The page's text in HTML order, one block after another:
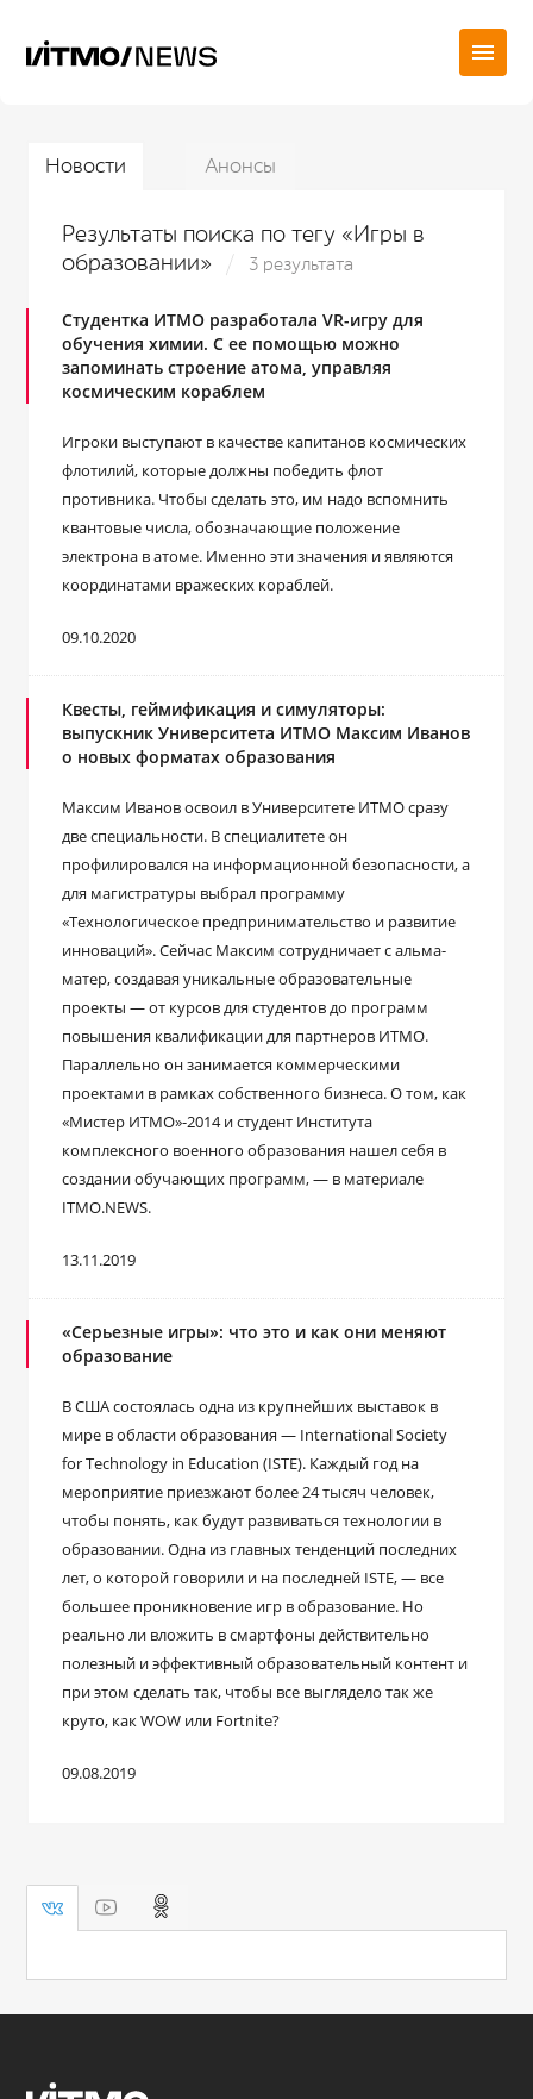
Новости Анонсы
Результаты поиска по тегу «Игры в
образовании»
3 результата
Студентка ИТМО разработала VR-игру для
обучения химии. С ее помощью можно
запоминать строение атома, управляя
космическим кораблем
Игроки выступают в качестве капитанов космических
флотилий, которые должны победить флот
противника. Чтобы сделать это, им надо вспомнить
квантовые числа, обозначающие положение
электрона в атоме. Именно эти значения и являются
координатами вражеских кораблей.
09.10.2020
Квесты, геймификация и симуляторы:
выпускник Университета ИТМО Максим Иванов
о новых форматах образования
Максим Иванов освоил в Университете ИТМО сразу
две специальности. В специалитете он
профилировался на информационной безопасности, а
для магистратуры выбрал программу
«Технологическое предпринимательство и развитие
инноваций». Сейчас Максим сотрудничает с альма-
матер, создавая уникальные образовательные
проекты — от курсов для студентов до программ
повышения квалификации для партнеров ИТМО.
Параллельно он занимается коммерческими
проектами в рамках собственного бизнеса. О том, как
«Мистер ИТМО»-2014 и студент Института
комплексного военного образования нашел себя в
создании обучающих программ, — в материале
ITMO.NEWS.
13.11.2019
«Серьезные игры»: что это и как они меняют
образование
В США состоялась одна из крупнейших выставок в
мире в области образования — International Society
for Technology in Education (ISTE). Каждый год на
мероприятие приезжают более 24 тысяч человек,
чтобы понять, как будут развиваться технологии в
образовании. Одна из главных тенденций последних
лет, о которой говорили и на последней ISTE, — все
большее проникновение игр в образование. Но
реально ли вложить в смартфоны действительно
полезный и эффективный образовательный контент и
при этом сделать так, чтобы все выглядело так же
круто, как WOW или Fortnite?
09.08.2019